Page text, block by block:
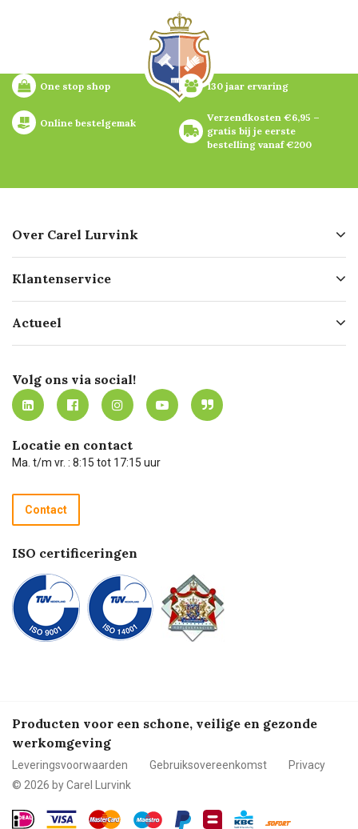
One stop shop 130 jaar ervaring
Online bestelgemak
Verzendkosten €6,95 –
gratis bij je eerste
bestelling vanaf €200
Over Carel Lurvink
Geschiedenis
Missie
Werken bij Carel Lurvink
MVO
Klantenservice
Bezorgen
Mijn Carel Lurvink
Mijn Carel Lurvink instructievideo's
Carel Lurvink App
Hulp op afstand
Technische dienst
Recycle programma
Betalen
Actueel
Innovation LAB
Tevreden klanten
Carel Lurvink Blog
Carel de podcast
Volg ons via social!
Locatie en contact
Ma. t/m vr. : 8:15 tot 17:15 uur
Contact
ISO certificeringen
Producten voor een schone, veilige en gezonde
werkomgeving
Leveringsvoorwaarden Gebruiksovereenkomst
Privacy
© 2026 by Carel Lurvink